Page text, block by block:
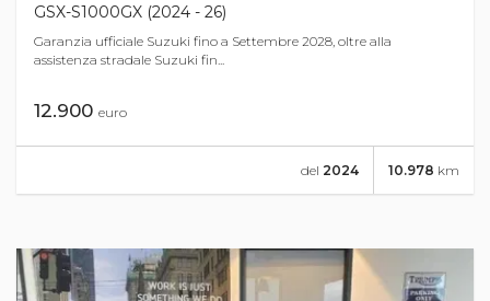
GSX-S1000GX (2024 - 26)
Garanzia ufficiale Suzuki fino a Settembre 2028, oltre alla
assistenza stradale Suzuki fin...
12.900 euro
10.978 km
del 2024